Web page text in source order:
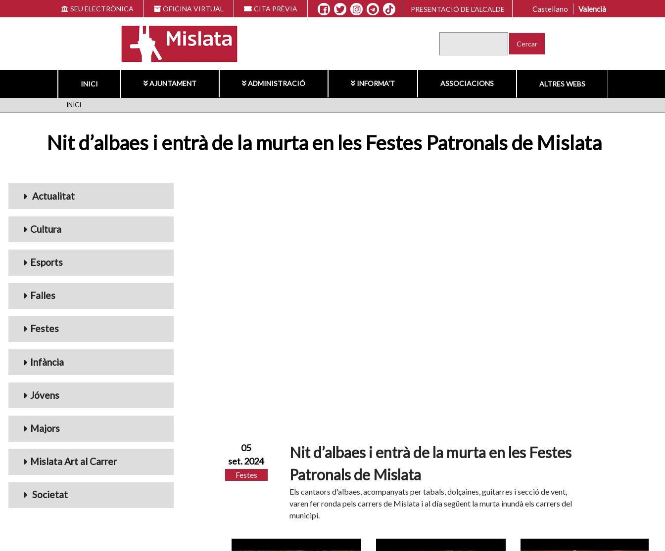
al
SEU ELECTRÒNICA OFICINA VIRTUAL CITA PRÈVIA PRESENTACIÓ DE L'ALCALDE Castellano Valencià
INICI AJUNTAMENT ADMINISTRACIÓ INFORMA'T ASSOCIACIONS ALTRES WEBS
FIL
D'ARIADNA
INICI
Nit d’albaes i entrà de la murta en les Festes Patronals de Mislata
Menu_Videos
Actualitat
Cultura
Esports
Falles
Festes
Infància
Jóvens
Majors
Mislata Art al Carrer
Societat
05
set. 2024
Festes
Nit d’albaes i entrà de la murta en les Festes
Patronals de Mislata
Els cantaors d'albaes, acompanyats per tabals, dolçaines, guitarres i secció de vent,
varen fer ronda pels carrers de Mislata i al día següent la murta inundà els carrers del
municipi.